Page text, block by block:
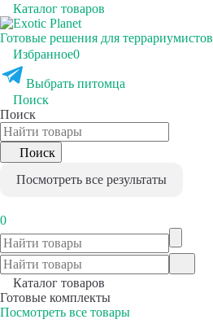
Каталог товаров
Готовые решения для террариумистов
Избранное0
Выбрать питомца
Поиск
Поиск
Поиск
Посмотреть все результаты
0
Каталог товаров
Готовые комплекты
Посмотреть все товары